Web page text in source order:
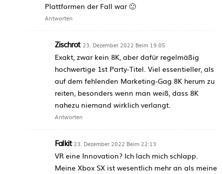
Plattformen der Fall war 🙂
Antworten
Zischrot 23. Dezember 2022 Beim 19:05
Exakt, zwar kein 8K, aber dafür regelmäßig
hochwertige 1st Party-Titel. Viel essentieller, als
auf dem fehlenden Marketing-Gag 8K herum zu
reiten, besonders wenn man weiß, dass 8K
nahezu niemand wirklich verlangt.
Antworten
Falkit 23. Dezember 2022 Beim 22:13
VR eine Innovation? Ich lach mich schlapp.
Meine Xbox SX ist wesentlich mehr an als meine